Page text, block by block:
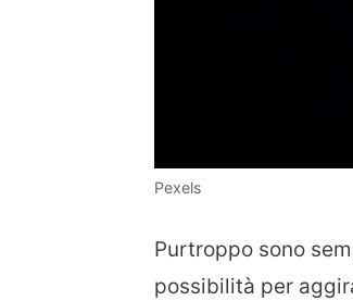
Pexels
Purtroppo sono
possibilità per